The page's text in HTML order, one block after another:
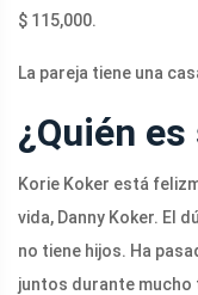
$ 115,000.
La pareja tiene una
¿Quién
Korie Koker está
vida, Danny Koker. El
no tiene hijos. Ha
juntos durante mucho